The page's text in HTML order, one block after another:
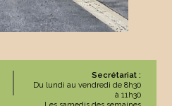
Secrétariat :
Du lundi au vendredi de 8h30
à 11h30